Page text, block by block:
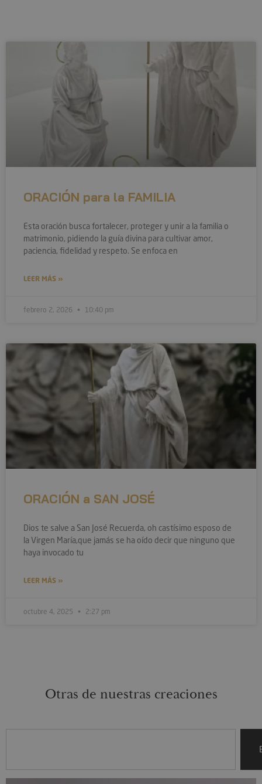
ORACIÓN para la FAMILIA
Esta oración busca fortalecer, proteger y unir a la familia o
matrimonio, pidiendo la guía divina para cultivar amor,
paciencia, fidelidad y respeto. Se enfoca en
LEER MÁS »
febrero 2, 2026 10:40 pm
ORACIÓN a SAN JOSÉ
Dios te salve a San José Recuerda, oh castísimo esposo de
la Virgen María,que jamás se ha oído decir que ninguno que
haya invocado tu
LEER MÁS »
octubre 4, 2025 2:27 pm
Otras de nuestras creaciones